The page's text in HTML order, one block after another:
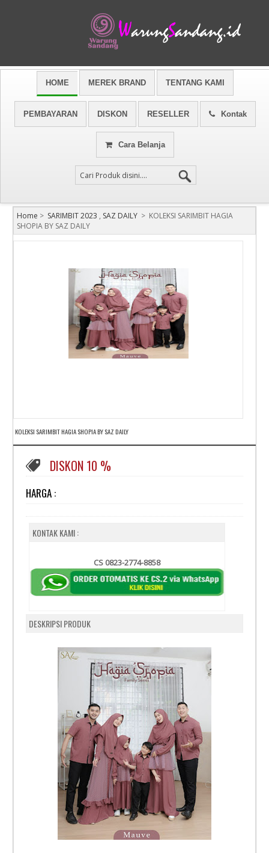
HOME MEREK BRAND TENTANG KAMI
PEMBAYARAN DISKON RESELLER Kontak
Cara Belanja
Home > SARIMBIT 2023 , SAZ DAILY > KOLEKSI SARIMBIT HAGIA
SHOPIA BY SAZ DAILY
KOLEKSI SARIMBIT HAGIA SHOPIA BY SAZ DAILY
DISKON 10 %
HARGA :
KONTAK KAMI :
CS 0823-2774-8858
DESKRIPSI PRODUK